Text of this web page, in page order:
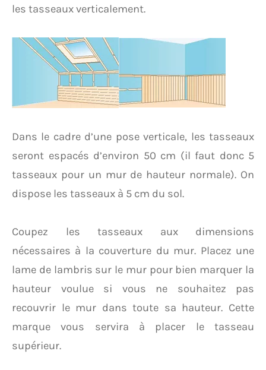
les tasseaux verticalement.
Dans le cadre d’une pose verticale, les tasseaux
seront espacés d’environ 50 cm (il faut donc 5
tasseaux pour un mur de hauteur normale). On
dispose les tasseaux à 5 cm du sol.
Coupez les tasseaux aux dimensions
nécessaires à la couverture du mur. Placez une
lame de lambris sur le mur pour bien marquer la
hauteur voulue si vous ne souhaitez pas
recouvrir le mur dans toute sa hauteur. Cette
marque vous servira à placer le tasseau
supérieur.